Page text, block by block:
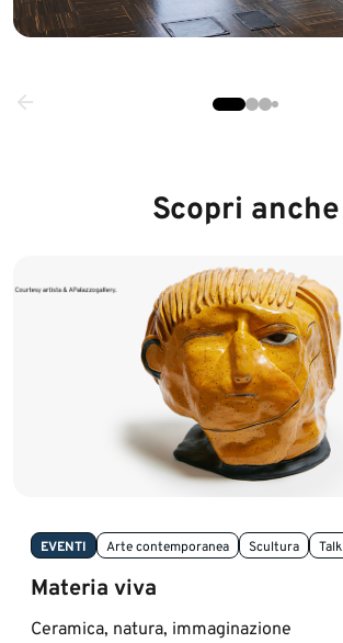
Scopri anche
EVENTI Arte contemporanea Scultura Talk
Materia viva
Ceramica, natura, immaginazione